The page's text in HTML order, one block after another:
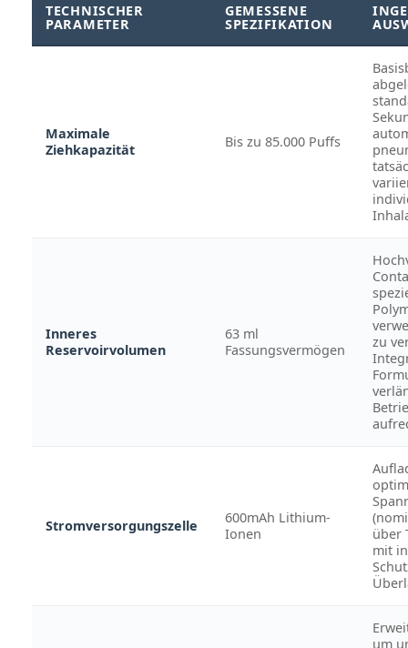
TECHNISCHER
PARAMETER
GEMESSENE
SPEZIFIKATION
Maximale
Ziehkapazität
Bis zu 85.000 Puffs
Inneres
Reservoirvolumen
63 ml
Fassungsvermögen
zu
Stromversorgungszelle
600mAh Lithium-
Ionen
über
mit
um